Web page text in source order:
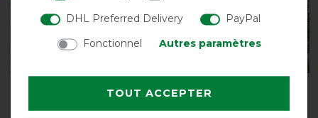
HorSeven Couverture
Horseware Amigo Net
DHL Preferred Delivery
PayPal
Fonctionnel
Autres paramètres
TOUT ACCEPTER